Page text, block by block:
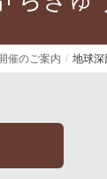
催のご案内 地球深